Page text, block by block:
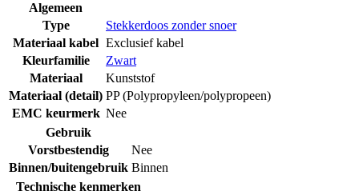
Algemeen
Type
Stekkerdoos zonder snoer
Materiaal kabel Exclusief kabel
Kleurfamilie
Zwart
Materiaal
Kunststof
Materiaal (detail) PP (Polypropyleen/polypropeen)
EMC keurmerk Nee
Gebruik
Vorstbestendig
Nee
Binnen/buitengebruik Binnen
Technische kenmerken